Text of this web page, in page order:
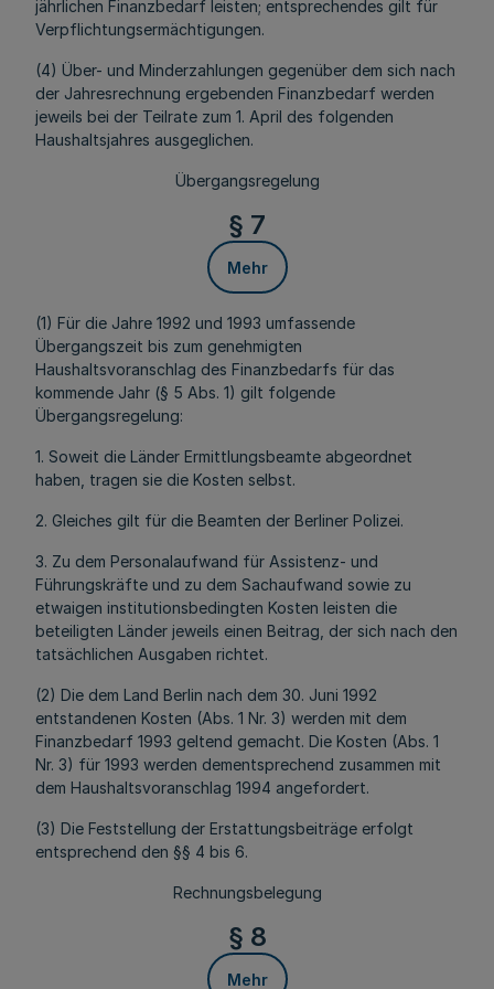
jährlichen Finanzbedarf leisten; entsprechendes gilt für
Verpflichtungsermächtigungen.
(4) Über- und Minderzahlungen gegenüber dem sich nach
der Jahresrechnung ergebenden Finanzbedarf werden
jeweils bei der Teilrate zum 1. April des folgenden
Haushaltsjahres ausgeglichen.
Übergangsregelung
§ 7
Mehr
(1) Für die Jahre 1992 und 1993 umfassende
Übergangszeit bis zum genehmigten
Haushaltsvoranschlag des Finanzbedarfs für das
kommende Jahr (§ 5 Abs. 1) gilt folgende
Übergangsregelung:
1. Soweit die Länder Ermittlungsbeamte abgeordnet
haben, tragen sie die Kosten selbst.
2. Gleiches gilt für die Beamten der Berliner Polizei.
3. Zu dem Personalaufwand für Assistenz- und
Führungskräfte und zu dem Sachaufwand sowie zu
etwaigen institutionsbedingten Kosten leisten die
beteiligten Länder jeweils einen Beitrag, der sich nach den
tatsächlichen Ausgaben richtet.
(2) Die dem Land Berlin nach dem 30. Juni 1992
entstandenen Kosten (Abs. 1 Nr. 3) werden mit dem
Finanzbedarf 1993 geltend gemacht. Die Kosten (Abs. 1
Nr. 3) für 1993 werden dementsprechend zusammen mit
dem Haushaltsvoranschlag 1994 angefordert.
(3) Die Feststellung der Erstattungsbeiträge erfolgt
entsprechend den §§ 4 bis 6.
Rechnungsbelegung
§ 8
Mehr